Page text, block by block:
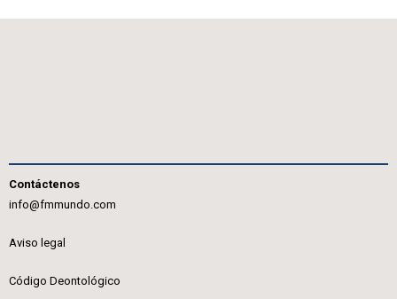
Contáctenos
info@fmmundo.com
Aviso legal
Código Deontológico